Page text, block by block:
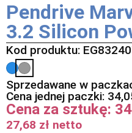
Pendrive
3.2 Silicon
Kod produktu:
Sprzedawane w
Cena jednej paczki:
Cena za sztukę:
27,68 zł netto